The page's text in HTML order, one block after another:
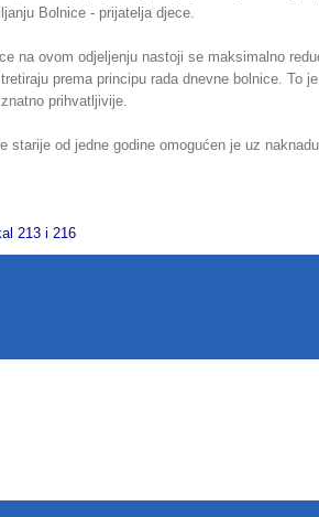
Bolnice - prijatelja djece.
na ovom odjeljenju nastoji se maksimalno
prema principu rada dnevne bolnice. To
prihvatljivije.
starije od jedne godine omogućen je uz
213 i 216